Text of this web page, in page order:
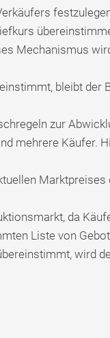
Mechanismus
bleibt der
zur
mehrere Käufer.
Marktpreises
da
Liste von
wird